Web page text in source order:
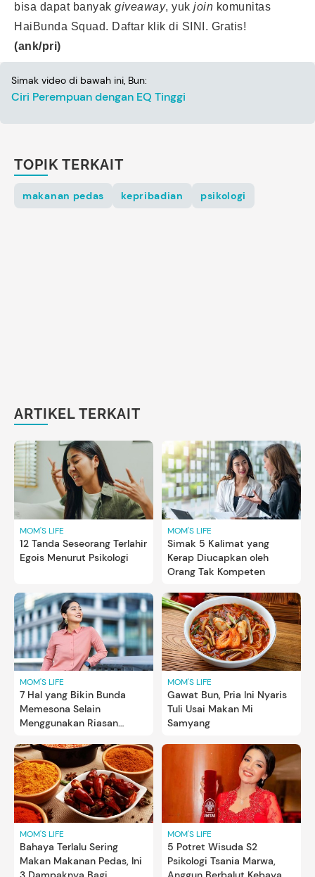
bisa dapat banyak giveaway, yuk join komunitas
HaiBunda Squad. Daftar klik di S INI. Gratis!
(ank/pri)
Simak video di bawah ini, Bun:
Ciri Perempuan dengan EQ Tinggi
TOPIK TERKAIT
makanan pedas kepribadian psikologi
ARTIKEL TERKAIT
MOM'S LIFE
12 Tanda Seseorang Terlahir
Egois Menurut Psikologi
MOM'S LIFE
Simak 5 Kalimat yang
Kerap Diucapkan oleh
Orang Tak Kompeten
MOM'S LIFE
7 Hal yang Bikin Bunda
Memesona Selain
Menggunakan Riasan
MOM'S LIFE
Gawat Bun, Pria Ini Nyaris
Tuli Usai Makan Mi
Samyang
MOM'S LIFE
Bahaya Terlalu Sering
Makan Makanan Pedas, Ini
MOM'S LIFE
5 Potret Wisuda S2
Psikologi Tsania Marwa,